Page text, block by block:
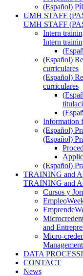
(Español)
UMH STAFF
UMH STAFF
Intern
Intern
(Español)
curriculares
(Español)
curriculares
Information
(Español)
(Español)
(Español)
TRAINING and
TRAINING and
Cursos y
and
Micro-
Management
DATA
CONTACT
News